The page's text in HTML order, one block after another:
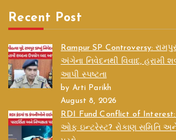
Recent Post
Rampur SP Controversy:
અંગેના નિવેદનથી વિવાદ, હરામી
આપી સ્પષ્ટતા
by Arti Parikh
August 8, 2026
RDI Fund Conflict of
ઓફ ઇન્ટરેસ્ટ? રોકાણ સમિતિ